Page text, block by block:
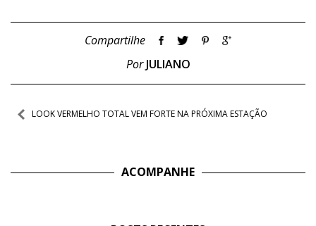
Compartilhe
PorJULIANO
Navegação
LOOK VERMELHO TOTAL VEM FORTE NA PRÓXIMA ESTAÇÃO
ACOMPANHE